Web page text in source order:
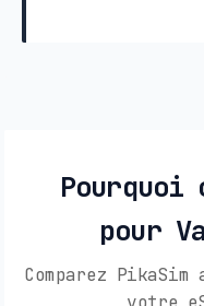
Pourquoi
pour
Comparez